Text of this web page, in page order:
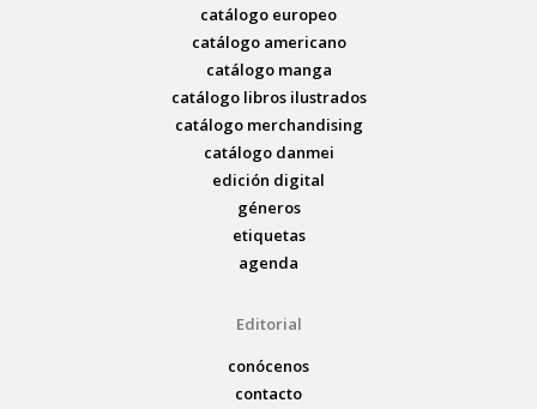
catálogo europeo
catálogo americano
catálogo manga
catálogo libros ilustrados
catálogo merchandising
catálogo danmei
edición digital
géneros
etiquetas
agenda
Editorial
conócenos
contacto